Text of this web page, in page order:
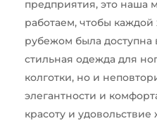
предприятия, это наша
работаем, чтобы
рубежом была доступна
стильная одежда для
колготки, но и
элегантности и
красоту и